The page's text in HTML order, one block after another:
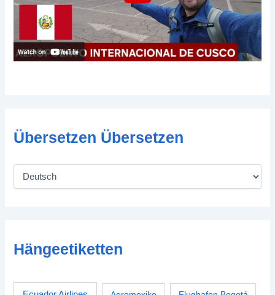
Übersetzen Übersetzen
Hängeetiketten